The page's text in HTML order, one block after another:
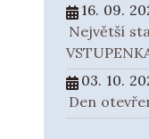
16. 09.
Největší
03. 10.
Den